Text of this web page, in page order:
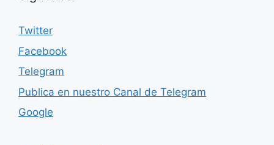
Twitter
Facebook
Telegram
Publica en nuestro Canal de Telegram
Google